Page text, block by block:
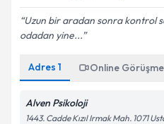
Uzun bir aradan sonra kontrol
odadan yine...
Adres 1 Online Görüşme
Alven Psikoloji
1443. Cadde Kızıl Irmak Mah. 1071